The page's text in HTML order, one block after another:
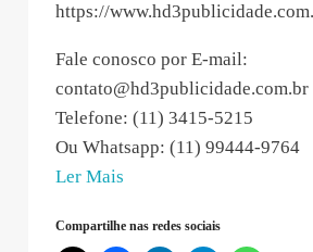
https://
Fale conosco por E-mail:
contato@hd3publicidade.com.br
Telefone: (11) 3415-5215
Ou Whatsapp: (11) 99444-9764
Ler Mais
–
Compartilhe nas redes sociais